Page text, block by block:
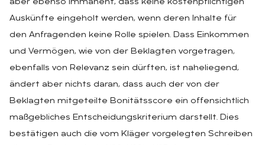
aber ebenso immanent, dass keine kostenpflichtigen
Auskünfte eingeholt werden, wenn deren Inhalte für
den Anfragenden keine Rolle spielen. Dass Einkommen
und Vermögen, wie von der Beklagten vorgetragen,
ebenfalls von Relevanz sein dürften, ist naheliegend,
ändert aber nichts daran, dass auch der von der
Beklagten mitgeteilte Bonitätsscore ein offensichtlich
maßgebliches Entscheidungskriterium darstellt. Dies
bestätigen auch die vom Kläger vorgelegten Schreiben